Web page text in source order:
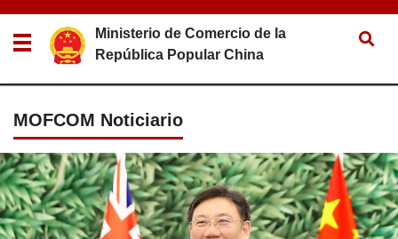
Ministerio de Comercio de la
República Popular China
MOFCOM Noticiario